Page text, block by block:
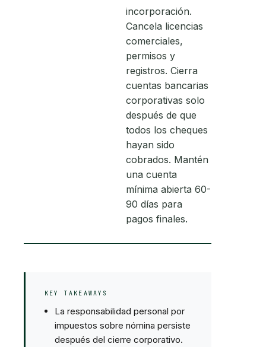
incorporación.
Cancela licencias
comerciales,
permisos y
registros. Cierra
cuentas bancarias
corporativas solo
después de que
todos los cheques
hayan sido
cobrados. Mantén
una cuenta
mínima abierta 60-
90 días para
pagos finales.
KEY TAKEAWAYS
La responsabilidad personal por
impuestos sobre nómina persiste
después del cierre corporativo.